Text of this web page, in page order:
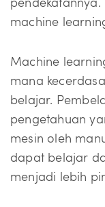
machine
Machine
mana
belajar.
pengetahuan
mesin oleh
dapat belajar
menjadi lebih